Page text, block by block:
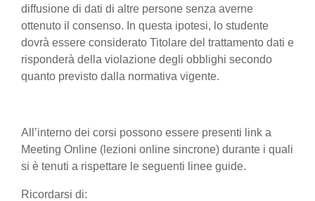
diffusione di dati di altre persone senza averne
ottenuto il consenso. In questa ipotesi, lo studente
dovrà essere considerato Titolare del trattamento dati e
risponderà della violazione degli obblighi secondo
quanto previsto dalla normativa vigente.
All’interno dei corsi possono essere presenti link a
Meeting Online (lezioni online sincrone) durante i quali
si è tenuti a rispettare le seguenti linee guide.
Ricordarsi di: